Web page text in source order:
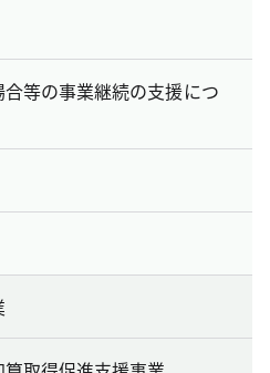
等の事業継続の支援につ